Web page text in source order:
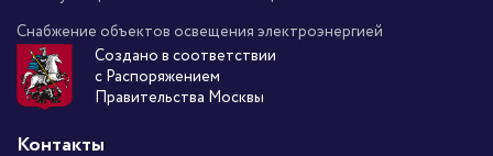
Снабжение объектов освещения электроэнергией
Создано в соответствии
с Распоряжением
Правительства Москвы
Контакты